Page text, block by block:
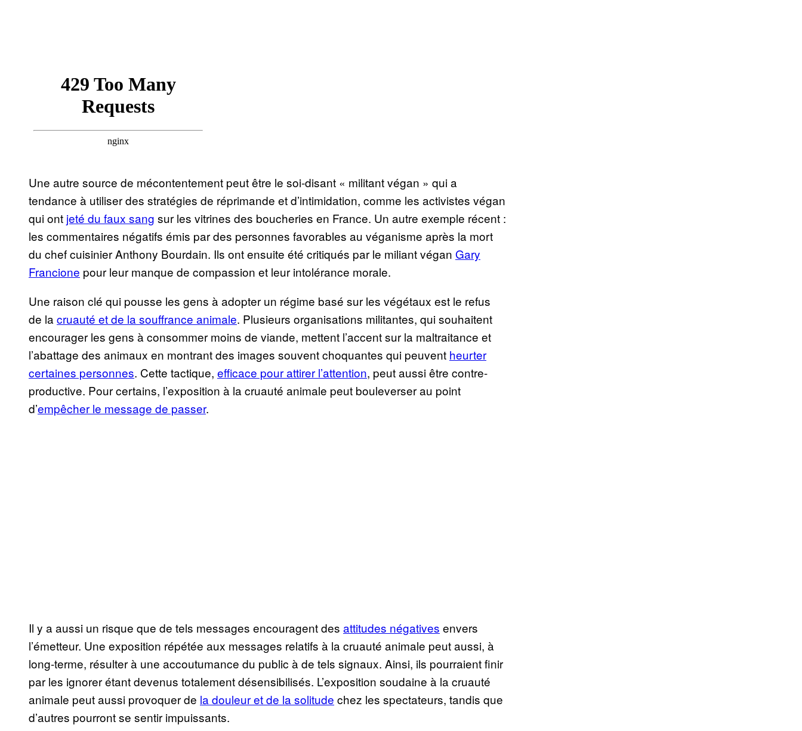
Une autre source de mécontentement peut être le soi-disant « militant végan » qui a
tendance à utiliser des stratégies de réprimande et d’intimidation, comme les activistes végan
qui ont jeté du faux sang sur les vitrines des boucheries en France. Un autre exemple récent :
les commentaires négatifs émis par des personnes favorables au véganisme après la mort
du chef cuisinier Anthony Bourdain. Ils ont ensuite été critiqués par le miliant végan Gary
Francione pour leur manque de compassion et leur intolérance morale.
Une raison clé qui pousse les gens à adopter un régime basé sur les végétaux est le refus
de la cruauté et de la souffrance animale. Plusieurs organisations militantes, qui souhaitent
encourager les gens à consommer moins de viande, mettent l’accent sur la maltraitance et
l’abattage des animaux en montrant des images souvent choquantes qui peuvent heurter
certaines personnes. Cette tactique, efficace pour attirer l’attention, peut aussi être contre-
productive. Pour certains, l’exposition à la cruauté animale peut bouleverser au point
d’empêcher le message de passer.
Il y a aussi un risque que de tels messages encouragent des attitudes négatives envers
l’émetteur. Une exposition répétée aux messages relatifs à la cruauté animale peut aussi, à
long-terme, résulter à une accoutumance du public à de tels signaux. Ainsi, ils pourraient finir
par les ignorer étant devenus totalement désensibilisés. L’exposition soudaine à la cruauté
animale peut aussi provoquer de la douleur et de la solitude chez les spectateurs, tandis que
d’autres pourront se sentir impuissants.